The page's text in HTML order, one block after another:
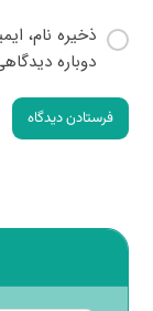
ذخیره نام،
دوباره
فرستادن دیدگاه